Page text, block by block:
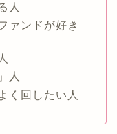
人
ァンドが好き
人
く回したい人